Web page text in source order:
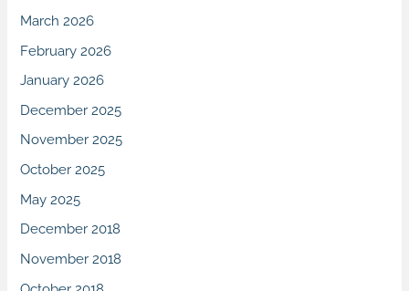
March 2026
February 2026
January 2026
December 2025
November 2025
October 2025
May 2025
December 2018
November 2018